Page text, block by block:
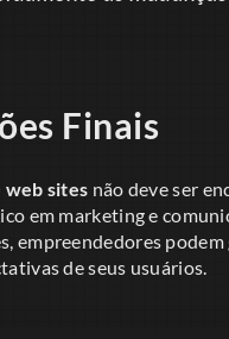
Finais
web sites não deve ser
em marketing e
empreendedores
de seus usuários.